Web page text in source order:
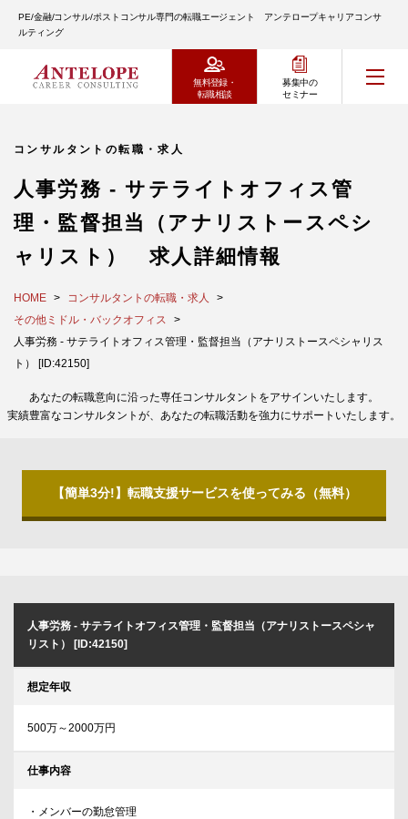
PE/金融/コンサル/ポストコンサル専門の転職エージェント アンテロープキャリアコンサ
ルティング
無料登録・
転職相談
募集中の
セミナー
コンサルタントの転職・求人
人事労務 - サテライトオフィス管
理・監督担当（アナリストースペシ
ャリスト） 求人詳細情報
HOME
コンサルタントの転職・求人
その他ミドル・バックオフィス
人事労務 - サテライトオフィス管理・監督担当（アナリストースペシャリス
ト） [ID:42150]
あなたの転職意向に沿った専任コンサルタントをアサインいたします。
実績豊富なコンサルタントが、あなたの転職活動を強力にサポートいたします。
【簡単3分!】転職支援サービスを使ってみる（無料）
人事労務 - サテライトオフィス管理・監督担当（アナリストースペシャ
リスト） [ID:42150]
想定年収
500万～2000万円
仕事内容
・メンバーの勤怠管理